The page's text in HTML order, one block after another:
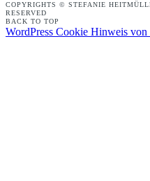
COPYRIGHTS © STEFANIE
RESERVED
BACK TO TOP
WordPress Cookie Hinweis